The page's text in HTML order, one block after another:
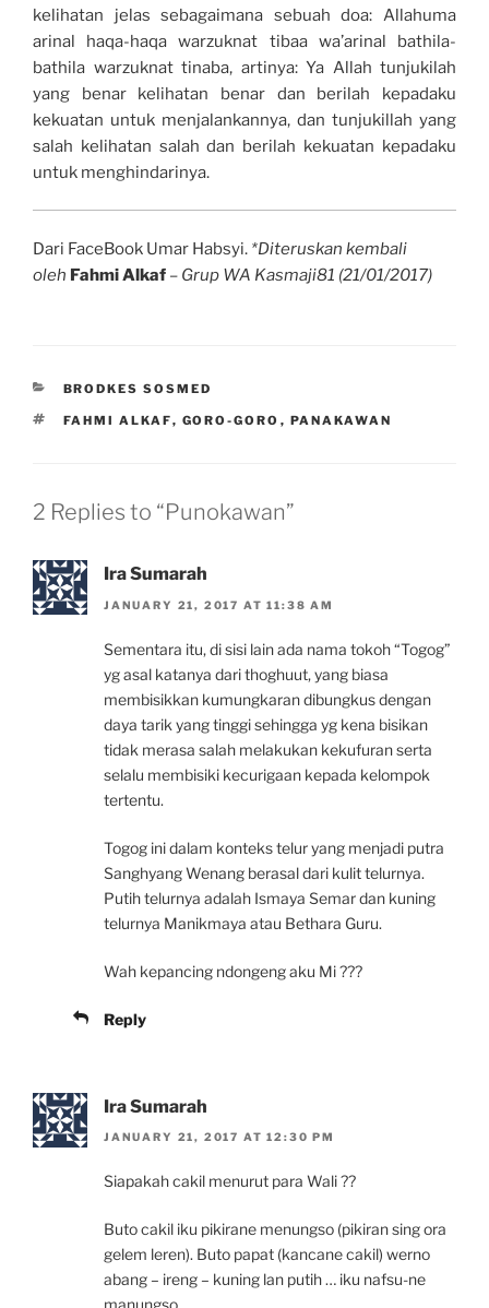
kelihatan jelas sebagaimana sebuah doa: Allahuma
arinal haqa-haqa warzuknat tibaa wa’arinal bathila-
bathila warzuknat tinaba, artinya: Ya Allah tunjukilah
yang benar kelihatan benar dan berilah kepadaku
kekuatan untuk menjalankannya, dan tunjukillah yang
salah kelihatan salah dan berilah kekuatan kepadaku
untuk menghindarinya.
Dari FaceBook Umar Habsyi. *Diteruskan kembali
oleh Fahmi Alkaf – Grup WA Kasmaji81 (21/01/2017)
CATEGORIES
BRODKES SOSMED
TAGS
FAHMI ALKAF, GORO-GORO , PANAKAWAN
2 Replies to “Punokawan”
Ira Sumarah
JANUARY 21, 2017 AT 11:38 AM
Sementara itu, di sisi lain ada nama tokoh “Togog”
yg asal katanya dari thoghuut, yang biasa
membisikkan kumungkaran dibungkus dengan
daya tarik yang tinggi sehingga yg kena bisikan
tidak merasa salah melakukan kekufuran serta
selalu membisiki kecurigaan kepada kelompok
tertentu.
Togog ini dalam konteks telur yang menjadi putra
Sanghyang Wenang berasal dari kulit telurnya.
Putih telurnya adalah Ismaya Semar dan kuning
telurnya Manikmaya atau Bethara Guru.
Wah kepancing ndongeng aku Mi ???
Reply
Ira Sumarah
JANUARY 21, 2017 AT 12:30 PM
Siapakah cakil menurut para Wali ??
Buto cakil iku pikirane menungso (pikiran sing ora
gelem leren). Buto papat (kancane cakil) werno
abang – ireng – kuning lan putih … iku nafsu-ne
manungso.